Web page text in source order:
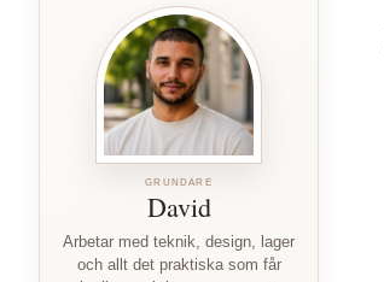
GRUNDARE
David
Arbetar med teknik, design, lager
och allt det praktiska som får